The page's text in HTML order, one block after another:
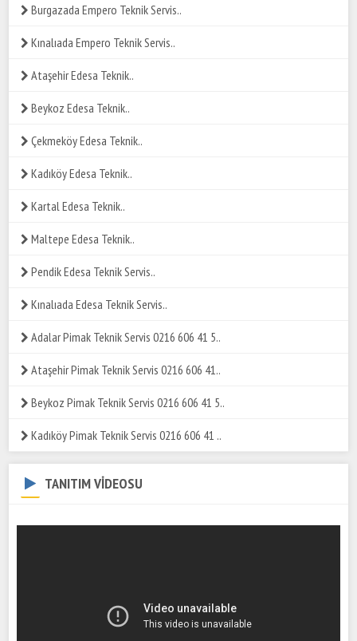
Burgazada Empero Teknik Servis..
Kınalıada Empero Teknik Servis..
Ataşehir Edesa Teknik..
Beykoz Edesa Teknik..
Çekmeköy Edesa Teknik..
Kadıköy Edesa Teknik..
Kartal Edesa Teknik..
Maltepe Edesa Teknik..
Pendik Edesa Teknik Servis..
Kınalıada Edesa Teknik Servis..
Adalar Pimak Teknik Servis 0216 606 41 5..
Ataşehir Pimak Teknik Servis 0216 606 41..
Beykoz Pimak Teknik Servis 0216 606 41 5..
Kadıköy Pimak Teknik Servis 0216 606 41 ..
TANITIM VİDEOSU